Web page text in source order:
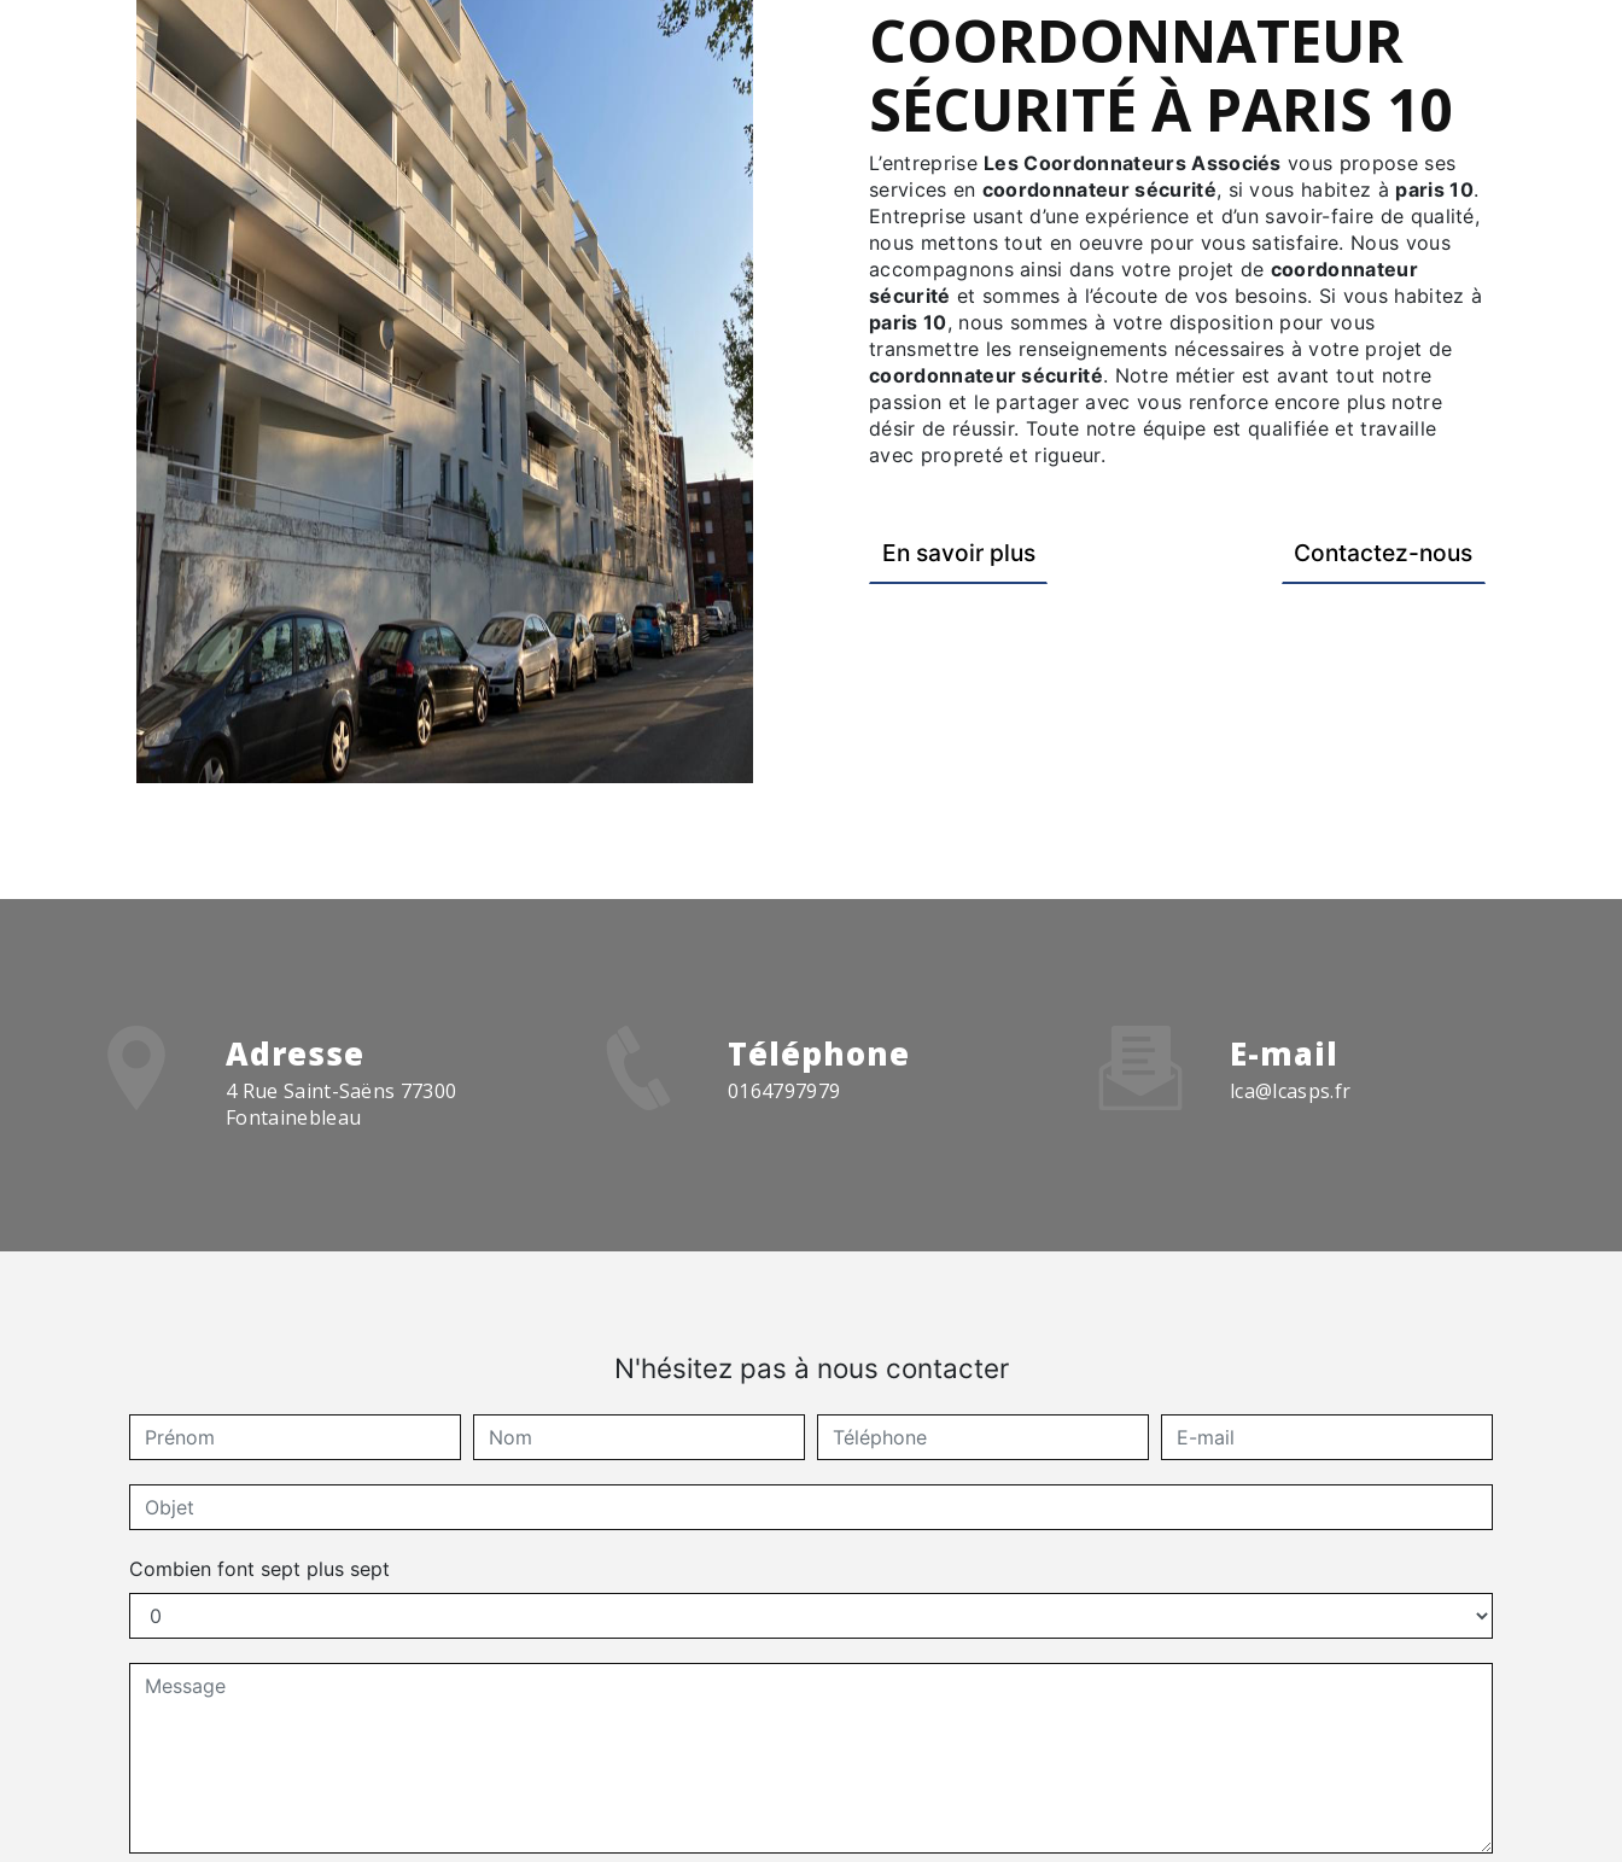
COORDONNATEUR
SÉCURITÉ À PARIS 10
L’entreprise Les Coordonnateurs Associés vous propose ses
services en coordonnateur sécurité, si vous habitez à paris 10.
Entreprise usant d’une expérience et d’un savoir-faire de qualité,
nous mettons tout en oeuvre pour vous satisfaire. Nous vous
accompagnons ainsi dans votre projet de coordonnateur
sécurité et sommes à l’écoute de vos besoins. Si vous habitez à
paris 10, nous sommes à votre disposition pour vous
transmettre les renseignements nécessaires à votre projet de
coordonnateur sécurité. Notre métier est avant tout notre
passion et le partager avec vous renforce encore plus notre
désir de réussir. Toute notre équipe est qualifiée et travaille
avec propreté et rigueur.
En savoir plus Contactez-nous
Adresse
4 Rue Saint-Saëns 77300
Fontainebleau
Téléphone
0164797979
E-mail
lca@lcasps.fr
N'hésitez pas à nous contacter
Combien font sept plus sept